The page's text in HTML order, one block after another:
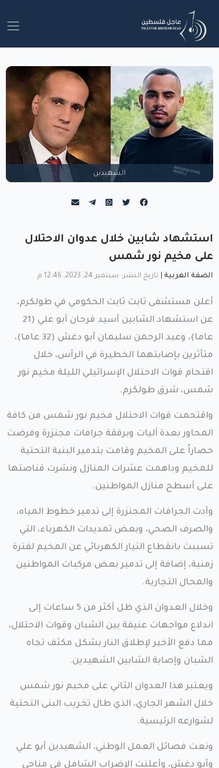
الشهيدين
استشهاد شابين خلال عدوان الاحتلال
على مخيم نور شمس
الضفة الغربية تاريخ النشر: سبتمبر 24, 2023, 12:46 م
أعلن مستشفى ثابت ثابت الحكومي في طولكرم،
عن استشهاد الشابين أسيد فرحان أبو علي (21
عاما)، وعبد الرحمن سليمان أبو دغش (32 عاما)،
متأثرين بإصابتهما الخطيرة في الرأس، خلال
اقتحام قوات الاحتلال الإسرائيلي الليلة مخيم نور
شمس، شرق طولكرم.
واقتحمت قوات الاحتلال مخيم نور شمس من كافة
المحاور بعدة آليات وبرفقة جرافات مجنزرة وفرضت
حصاراً على المخيم وقامت بتدمير البنية التحتية
للمخيم وداهمت عشرات المنازل ونشرت قناصتها
على أسطح منازل المواطنين.
وأدت الجرافات المجنزرة إلى تدمير خطوط المياه،
والصرف الصحي، وبعض تمديدات الكهرباء، التي
تسببت بانقطاع التيار الكهربائي عن المخيم لفترة
زمنية، إضافة إلى تدمير بعض مركبات المواطنين
والمحال التجارية.
وخلال العدوان الذي ظل أكثر من 5 ساعات إلى
اندلاع مواجهات عنيفة بين الشبان وقوات الاحتلال،
مما دفع الأخير لإطلاق النار بشكل مكثف تجاه
الشبان وإصابة الشابين الشهيدين.
ويعتبر هذا العدوان الثاني على مخيم نور شمس
خلال الشهر الجاري، الذي طال تخريب البنى التحتية
لشوارعه الرئيسية.
ونعت فصائل العمل الوطني، الشهيدين أبو علي
وأبو دغش، وأعلنت الإضراب الشامل في مناحي